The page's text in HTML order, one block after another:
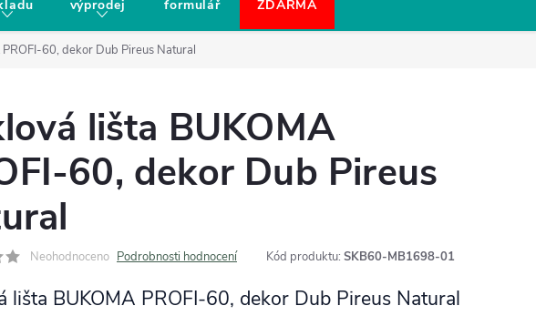
výprodej formulář ZDARMA
60, dekor Dub Pireus Natural
lišta BUKOMA
60, dekor Dub Pireus
Neohodnoceno Podrobnosti hodnocení Kód produktu: SKB60-MB1698-01
lišta BUKOMA PROFI-60, dekor Dub Pireus Natural